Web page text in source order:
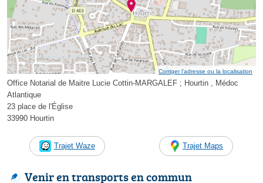
Corriger l’adresse ou la localisation
Office Notarial de Maitre Lucie Cottin-MARGALEF ; Hourtin , Médoc
Atlantique
23 place de l'Église
33990 Hourtin
Trajet Waze Trajet Maps
Venir en transports en commun